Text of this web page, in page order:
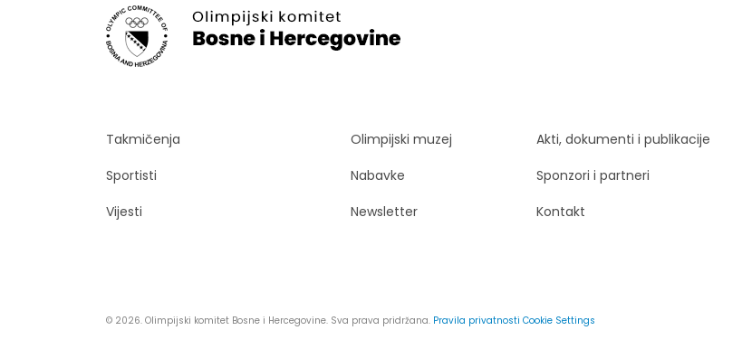
Takmičenja
Sportisti
Vijesti
Olimpijski muzej
Nabavke
Newsletter
Akti, dokumenti i publikacije
Sponzori i partneri
Kontakt
© 2026. Olimpijski komitet Bosne i Hercegovine. Sva prava pridržana. Pravila privatnosti Cookie Settings